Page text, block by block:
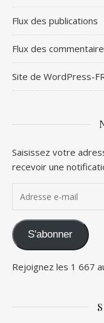
Flux des publications
Flux des
Site de WordPress-
Saisissez votre
recevoir une
S'abonner
Rejoignez les 1 667